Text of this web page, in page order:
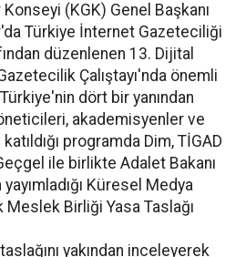
(KGK) Genel Başkanı
Türkiye İnternet Gazeteciliği
düzenlenen 13. Dijital
Çalıştayı'nda önemli
dört bir yanından
akademisyenler ve
programda Dim, TİGAD
ile birlikte Adalet Bakanı
yayımladığı Küresel Medya
Birliği Yasa Taslağı
yakından inceleyerek